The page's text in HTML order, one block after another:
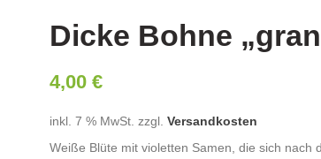
Dicke Bohne
4,00 €
inkl. 7 % MwSt. zzgl. Versandkosten
Weiße Blüte mit violetten Samen, die sich nach